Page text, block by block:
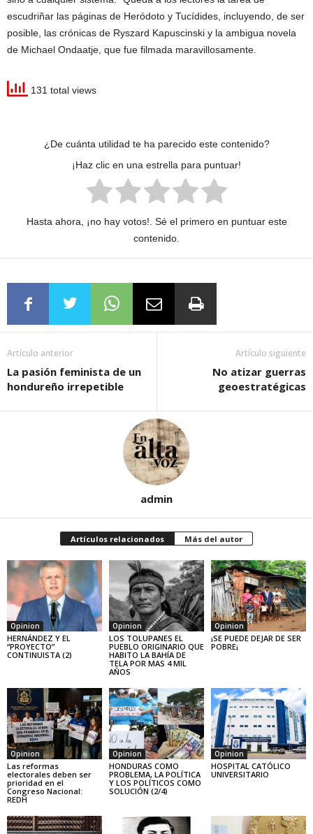
escudriñar las páginas de Heródoto y Tucídides, incluyendo, de ser
posible, las crónicas de Ryszard Kapuscinski y la ambigua novela
de Michael Ondaatje, que fue filmada maravillosamente.
131 total views
¿De cuánta utilidad te ha parecido este contenido?
¡Haz clic en una estrella para puntuar!
Hasta ahora, ¡no hay votos!. Sé el primero en puntuar este
contenido.
Artículo anterior
La pasión feminista de un
hondureño irrepetible
Artículo siguiente
No atizar guerras
geoestratégicas
admin
Artículos relacionados Más del autor
Opinion
HERNÁNDEZ Y EL
“PROYECTO”
CONTINUISTA (2)
Opinion
LOS TOLUPANES EL
PUEBLO ORIGINARIO QUE
HABITO LA BAHÍA DE
TELA POR MAS 4 MIL
AÑOS
Opinion
¡SE PUEDE DEJAR DE SER
POBRE¡
Opinion
Las reformas
electorales deben ser
prioridad en el
Congreso Nacional:
REDH
Opinion
HONDURAS COMO
PROBLEMA, LA POLÍTICA
Y LOS POLÍTICOS COMO
SOLUCIÓN (2/4)
Opinion
HOSPITAL CATÓLICO
UNIVERSITARIO